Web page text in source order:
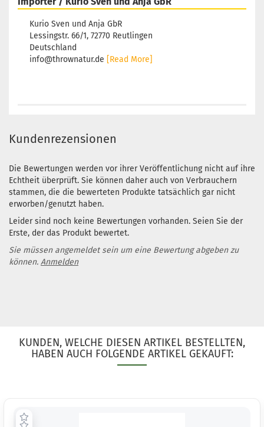
Kurio Sven und Anja GbR
Lessingstr. 66/1, 72770 Reutlingen
Deutschland
info@thrownatur.de [Read More]
Kundenrezensionen
Die Bewertungen werden vor ihrer Veröffentlichung nicht auf ihre
Echtheit überprüft. Sie können daher auch von Verbrauchern
stammen, die die bewerteten Produkte tatsächlich gar nicht
erworben/genutzt haben.
Leider sind noch keine Bewertungen vorhanden. Seien Sie der
Erste, der das Produkt bewertet.
Sie müssen angemeldet sein um eine Bewertung abgeben zu
können. Anmelden
KUNDEN, WELCHE DIESEN ARTIKEL BESTELLTEN,
HABEN AUCH FOLGENDE ARTIKEL GEKAUFT: